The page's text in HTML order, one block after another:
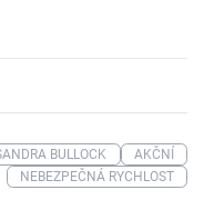
BULLOCK
AKČNÍ
NEBEZPEČNÁ RYCHLOST